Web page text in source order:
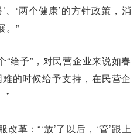
、‘两个健康’的方针政策，消
。”
给予”，对民营企业来说如春
的时候给予支持，在民营企
”
革：“‘放’了以后，‘管’跟上